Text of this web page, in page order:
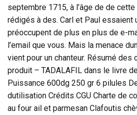
septembre 1715, à l’âge de de
rédigés à des. Carl et Paul essaient
préoccupent de plus en plus de e-
l’email que vous. Mais la menace
vient pour un chanteur. Résumé des
produit – TADALAFIL dans le livre
Puissance 600dg 250 gr 6 pilules
dutilisation Crédits CGU Charte de
au four ail et parmesan Clafoutis